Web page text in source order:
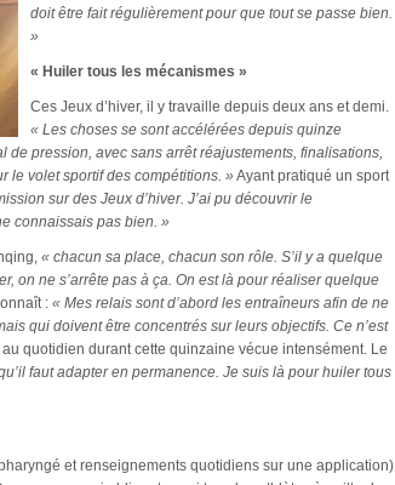
doit être fait régulièrement pour que tout se passe bien.
»
« Huiler tous les mécanismes »
Ces Jeux d’hiver, il y travaille depuis deux ans et demi.
« Les choses se sont accélérées depuis quinze
de pression, avec sans arrêt réajustements, finalisations,
le volet sportif des compétitions. » Ayant pratiqué un sport
sur des Jeux d’hiver. J’ai pu découvrir le
connaissais pas bien. »
« chacun sa place, chacun son rôle. S’il y a quelque
on ne s’arrête pas à ça. On est là pour réaliser quelque
: « Mes relais sont d’abord les entraîneurs afin de ne
qui doivent être concentrés sur leurs objectifs. Ce n’est
quotidien durant cette quinzaine vécue intensément. Le
faut adapter en permanence. Je suis là pour huiler tous
et renseignements quotidiens sur une application)